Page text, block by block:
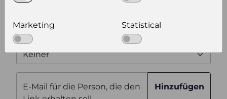
Download auswählen
Zusätzliche Bilder
Keiner
E-Mail für die Person, die den
Hinzufügen
Marketing Statistical